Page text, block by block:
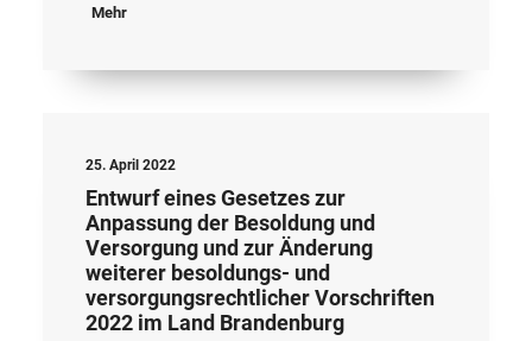
Mehr
25. April 2022
Entwurf eines Gesetzes zur
Anpassung der Besoldung und
Versorgung und zur Änderung
weiterer besoldungs- und
versorgungsrechtlicher Vorschriften
2022 im Land Brandenburg